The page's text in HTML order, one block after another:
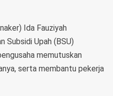
Ida Fauziyah
Subsidi Upah (BSU)
memutuskan
serta membantu pekerja